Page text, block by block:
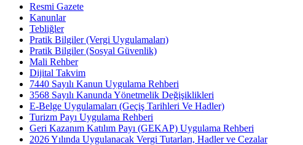
Resmi Gazete
Kanunlar
Tebliğler
Pratik Bilgiler (Vergi Uygulamaları)
Pratik Bilgiler (Sosyal Güvenlik)
Mali Rehber
Dijital Takvim
7440 Sayılı Kanun Uygulama Rehberi
3568 Sayılı Kanunda Yönetmelik Değişiklikleri
E-Belge Uygulamaları (Geçiş Tarihleri Ve Hadler)
Turizm Payı Uygulama Rehberi
Geri Kazanım Katılım Payı (GEKAP) Uygulama Rehberi
2026 Yılında Uygulanacak Vergi Tutarları, Hadler ve Cezalar